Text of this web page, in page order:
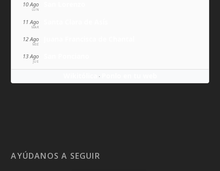
10 Ago
LUN
11 Ago
MAR
12 Ago
MIÉ
13 Ago
JUE
·
AYÚDANOS A SEGUIR